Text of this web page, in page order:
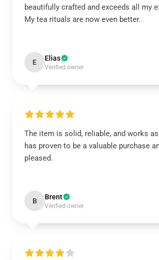
beautifully crafted and exceeds all my
My tea rituals are now even better.
E Elias
Verified owner
The item is solid, reliable, and works
has proven to be a valuable purchase
pleased.
B Brent
Verified owner